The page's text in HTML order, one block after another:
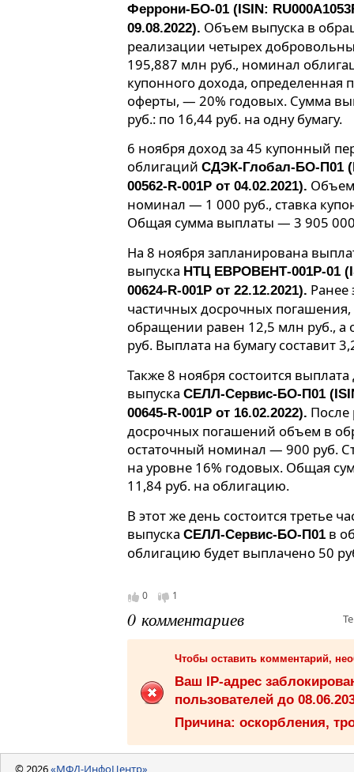
Феррони-БО-01 (ISIN:
09.08.2022). Объем выпуска в
реализации четырех
195,887 млн руб., номинал
купонного дохода,
оферты, — 20% годовых. Сумма
руб.: по 16,44 руб. на одну бумагу.
6 ноября доход за 45 купонный
облигаций СДЭК-Глобал-БО-П01
00562-R-001P от 04.02.2021). Объем
номинал — 1 000 руб., ставка
Общая сумма выплаты — 3 905 000
На 8 ноября запланирована
выпуска НТЦ ЕВРОВЕНТ-001Р-01
00624-R-001P от 22.12.2021). Ранее
частичных досрочных
обращении равен 12,5 млн руб.,
руб. Выплата на бумагу составит
Также 8 ноября состоится
выпуска СЕЛЛ-Сервис-БО-П01
00645-R-001P от 16.02.2022). После
досрочных погашений объем в
остаточный номинал — 900 руб.
на уровне 16% годовых. Общая
11,84 руб. на облигацию.
В этот же день состоится третье
выпуска СЕЛЛ-Сервис-БО-П01 в
облигацию будет выплачено 50
0 1
0 комментариев
Чтобы оставить комментарий,
Ваш IP-адрес
пользователей до
Причина: оскорбления,
© 2026«МФД-ИнфоЦентр»